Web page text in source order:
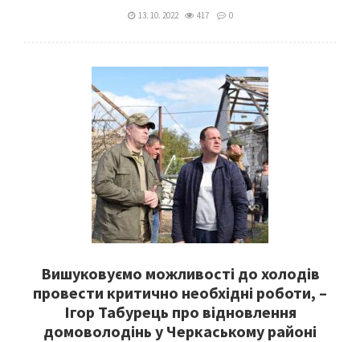
13. 10. 2022 417 0
Вишуковуємо можливості до холодів
провести критично необхідні роботи, –
Ігор Табурець про відновлення
домоволодінь у Черкаському районі